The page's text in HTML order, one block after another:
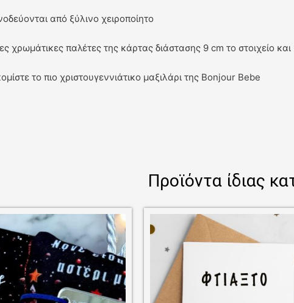
από ξύλινο χειροποίητο
χρωμάτικες παλέτες της κάρτας διάστασης 9 cm το στοιχείο
το πιο χριστουγεννιάτικο μαξιλάρι της Bonjour Bebe
Προϊόντα ίδιας